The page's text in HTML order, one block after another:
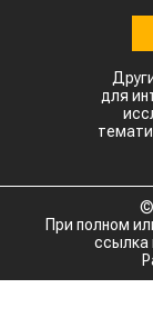
для
При полном
ссылка